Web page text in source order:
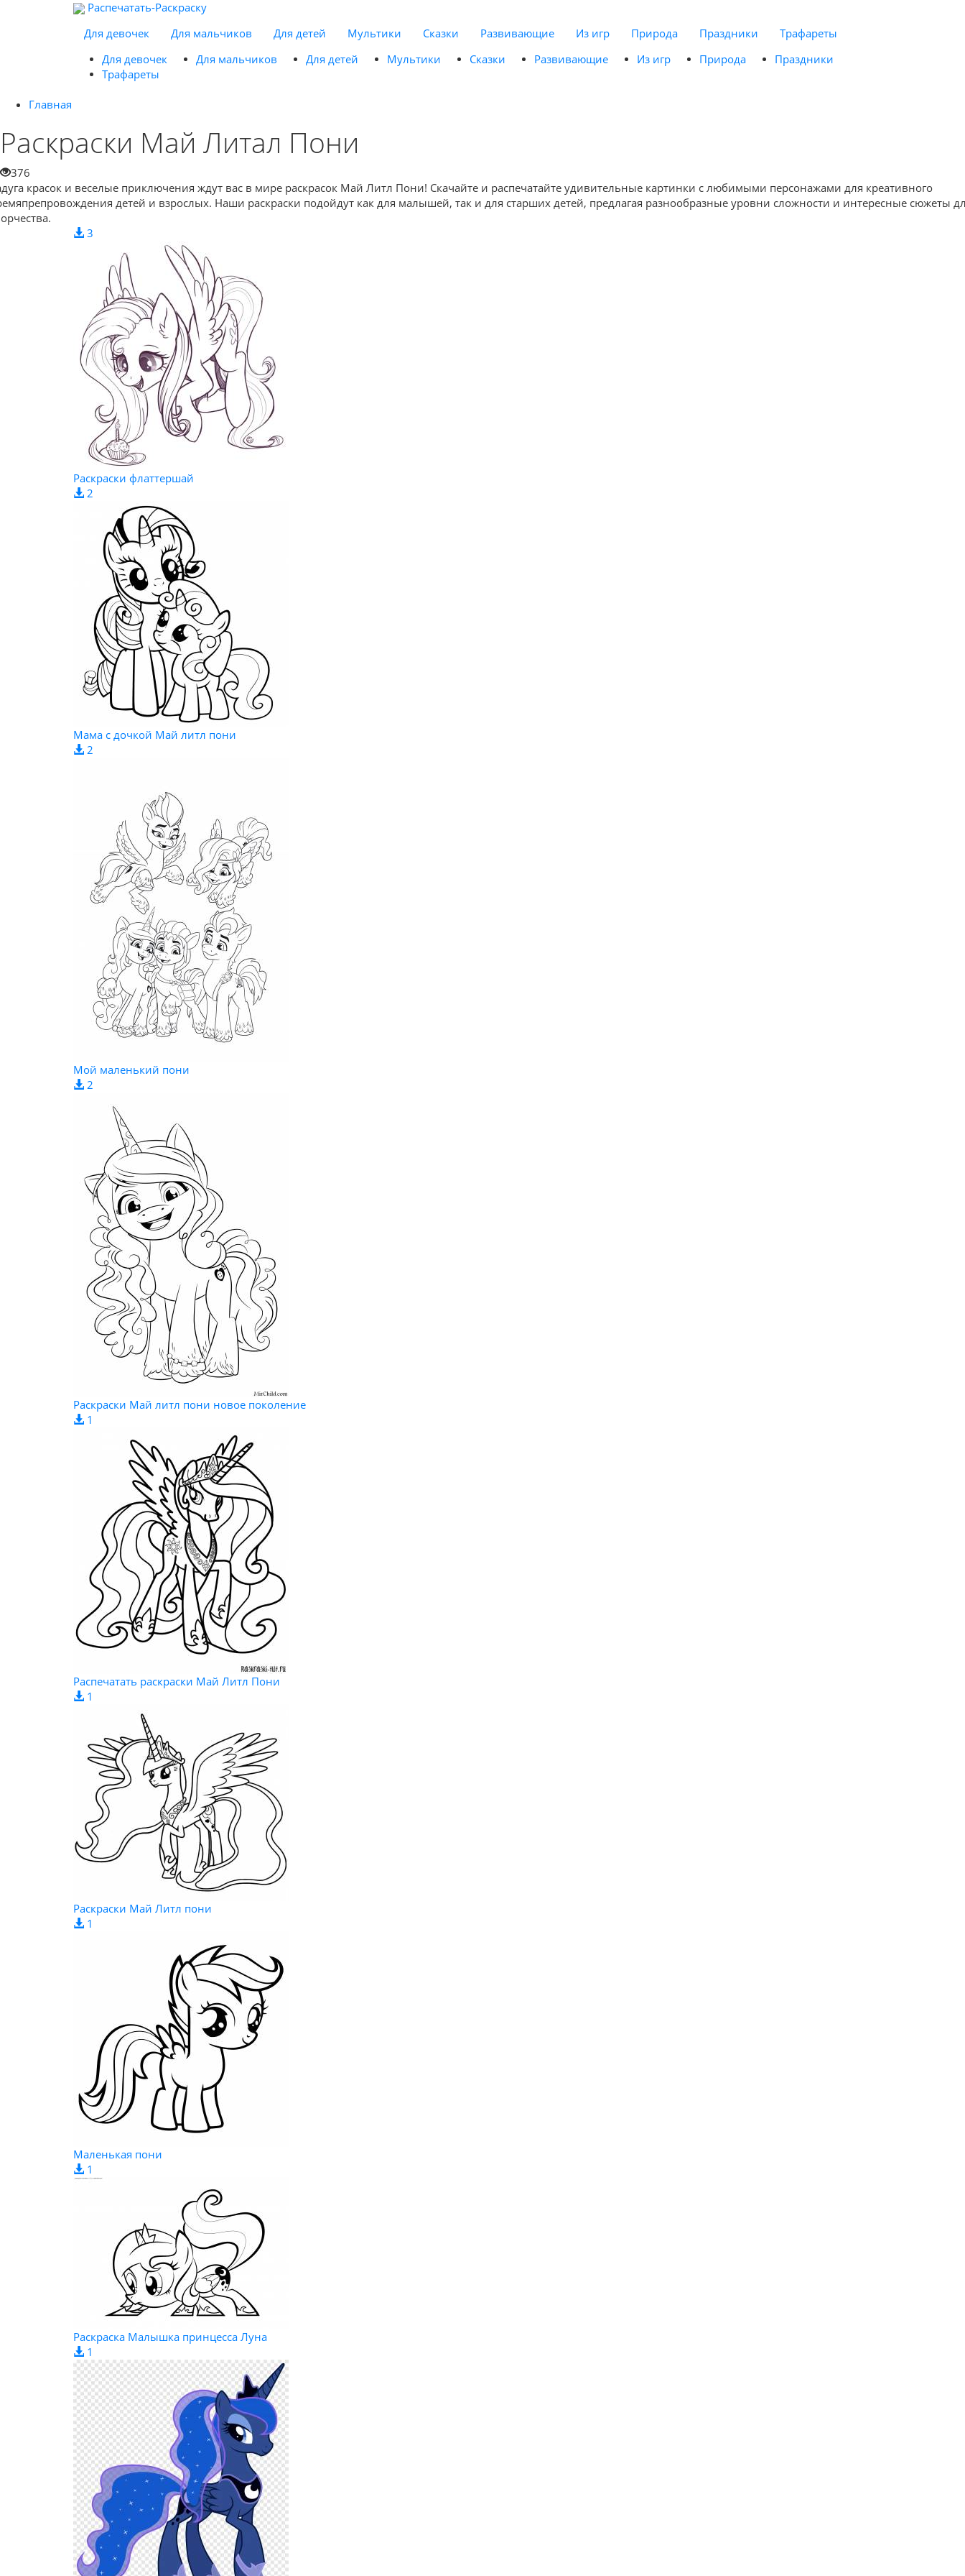
Распечатать-Раскраску
Для девочек
Для мальчиков Для детей Мультики Сказки Развивающие Из игр Природа Праздники
Трафареты
Для девочек
Для мальчиков Для детей Мультики Сказки Развивающие Из игр Природа
Праздники
Трафареты
Главная
Раскраски Май Литал Пони
376
красок и веселые приключения ждут вас в мире раскрасок Май Литл Пони! Скачайте и распечатайте удивительные картинки с любимыми персонажами для креативного
детей и взрослых. Наши раскраски подойдут как для малышей, так и для старших детей, предлагая разнообразные уровни сложности и интересные сюжеты
3
Раскраски флаттершай
2
Мама с дочкой Май литл пони
2
Мой маленький пони
2
Раскраски Май литл пони новое поколение
1
Распечатать раскраски Май Литл Пони
1
Раскраски Май Литл пони
1
Маленькая пони
1
Раскраска Малышка принцесса Луна
1